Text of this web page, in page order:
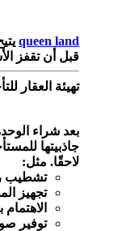
queen land
قبل أن تقفز
تهيئة العقار
بعد شراء
جاذبيتها
لاحقًا. مثل:
تشطيب
تجهيز
توفير